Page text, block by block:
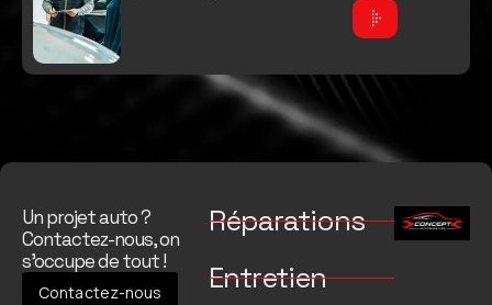
Un projet auto ?
Contactez-nous, on
s’occupe de tout !
Contactez-nous
Réparations
Entretien